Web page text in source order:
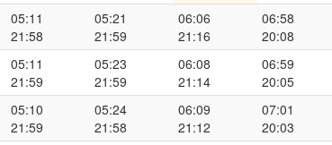
05:11
21:58
05:21
21:59
06:06
21:16
06:58
20:08
05:11
21:59
05:23
21:59
06:08
21:14
06:59
20:05
05:10
21:59
05:24
21:58
06:09
21:12
07:01
20:03